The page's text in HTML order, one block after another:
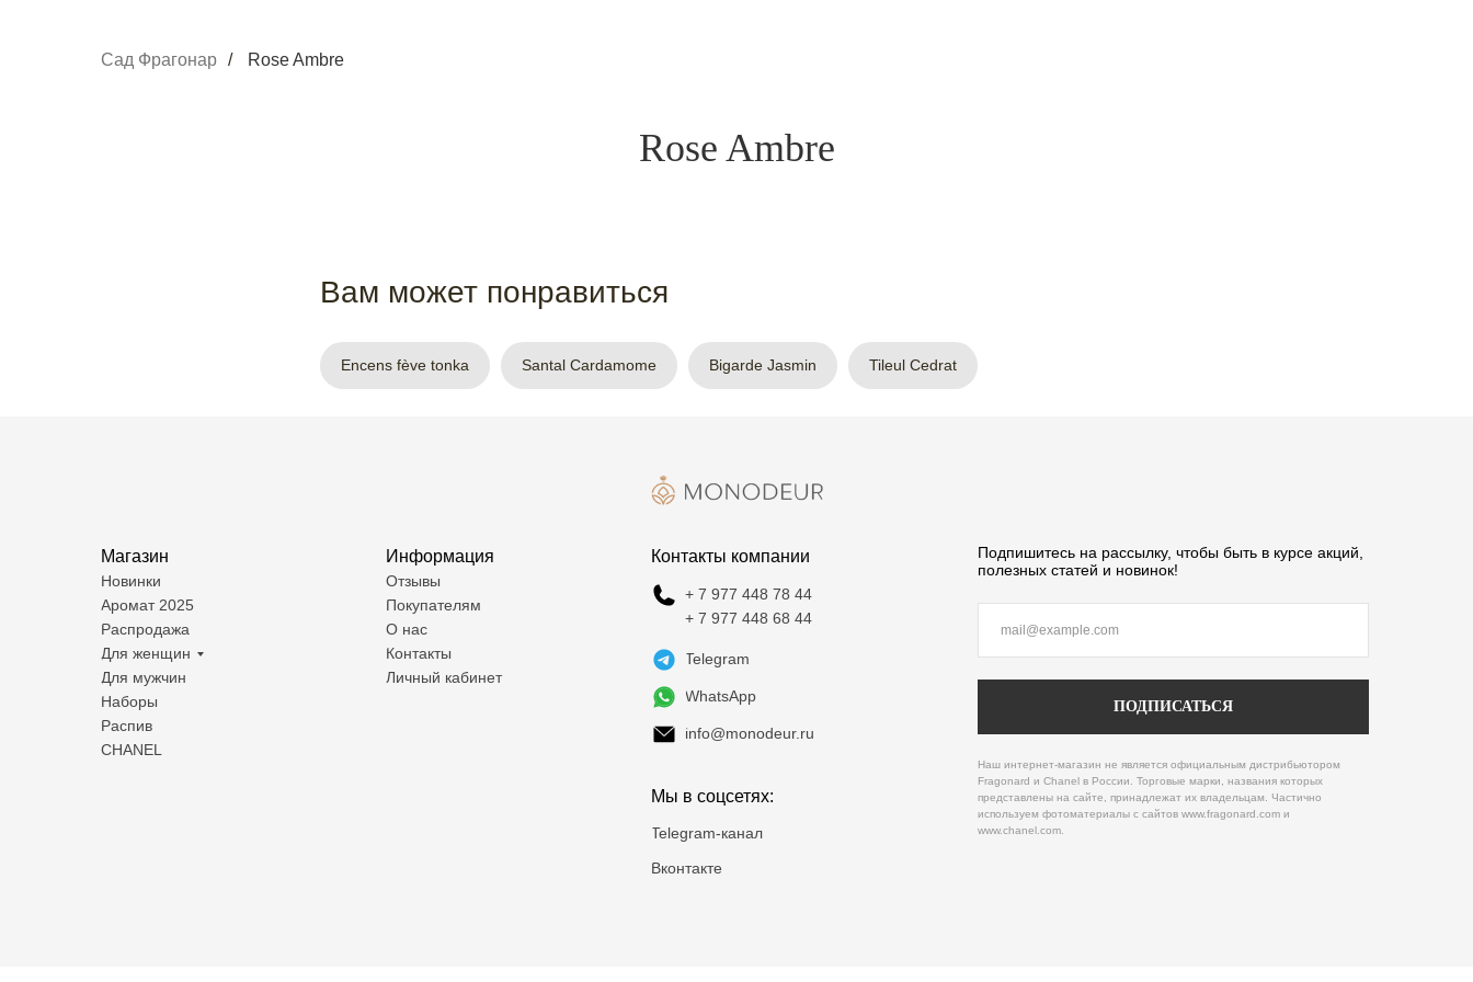
Сад Фрагонар / Rose Ambre
Rose Ambre
Вам может понравиться
Encens fève tonka Santal Cardamome Bigarde Jasmin Tileul Cedrat
Магазин
Новинки
Аромат 2025
Распродажа
Для женщин
Для мужчин
Наборы
Распив
CHANEL
Информация
Отзывы
Покупателям
О нас
Контакты
Личный кабинет
Контакты компании
+ 7 977 448 78 44
+ 7 977 448 68 44
Telegram
WhatsApp
info@monodeur.ru
Мы в соцсетях:
Telegram-канал
Вконтакте
Подпишитесь на рассылку, чтобы быть в курсе акций,
полезных статей и новинок!
ПОДПИСАТЬСЯ
Наш интернет-магазин не является официальным дистрибьютором
Fragonard и Chanel в России. Торговые марки, названия которых
представлены на сайте, принадлежат их владельцам. Частично
используем фотоматериалы с сайтов www.fragonard.com и
www.chanel.com.